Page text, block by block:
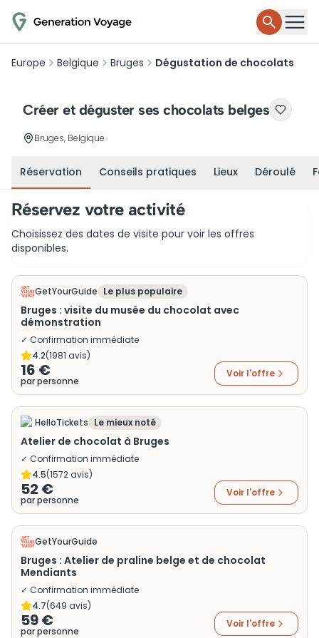
Europe Belgique Bruges Dégustation de chocolats
Créer et déguster ses chocolats belges
Bruges, Belgique
Réservation Conseils pratiques Lieux Déroulé
Réservez votre activité
Choisissez des dates de visite pour voir les offres
disponibles.
GetYourGuide Le plus populaire
Bruges : visite du musée du chocolat avec
démonstration
✓ Confirmation immédiate
4.2(1981 avis)
16 €
par personne
Voir l'offre
HelloTickets Le mieux noté
Atelier de chocolat à Bruges
✓ Confirmation immédiate
4.5(1572avis)
52 €
par personne
Voir l'offre
GetYourGuide
Bruges : Atelier de praline belge et de chocolat
Mendiants
✓ Confirmation immédiate
4.7(649 avis)
59 €
par personne
Voir l'offre